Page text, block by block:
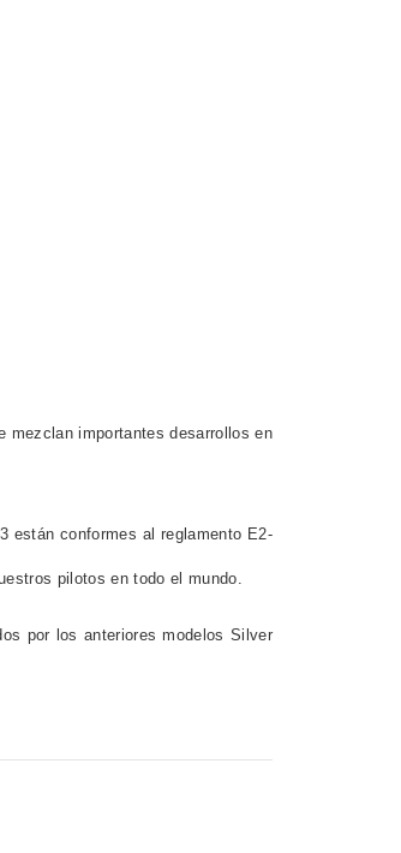
mezclan importantes desarrollos en
están conformes al reglamento E2-
pilotos en todo el mundo.
por los anteriores modelos Silver